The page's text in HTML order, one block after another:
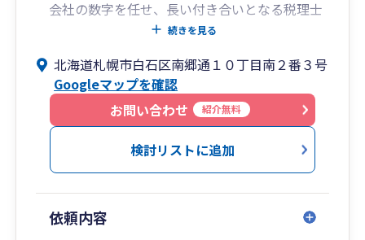
会社の数字を任せ、長い付き合いとなる税理士
は、本当に信頼できる相手を見つけることが大切
現在契約している税理士の考え方、対応、サー
ビスに満足していない場合は、ぜひ一度お問い合
わせください。
続きを見る
北海道札幌市白石区南郷通１０丁目南２番３号
Googleマップを確認
お問い合わせ
紹介無料
検討リストに追加
依頼内容